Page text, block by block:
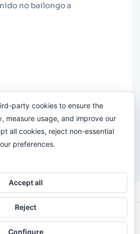
no bailongo a
2025. Todos Los Derechos
party cookies to ensure the
measure usage, and improve our
all cookies, reject non-essential
preferences.
Accept all
Reject
Configure